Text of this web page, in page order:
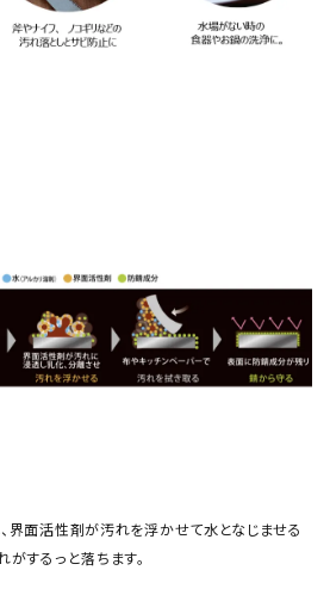
界面活性剤が汚れを浮かせて水となじませる
するっと落ちます。